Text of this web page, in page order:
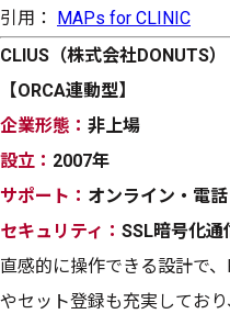
引用： MAPs for CLINIC
CLIUS（株式会社DONUTS）
【ORCA連動型】
企業形態： 非上場
設立： 2007年
サポート： オンライン・電話
セキュリティ： SSL暗号化通
直感的に操作できる設計で
やセット登録も充実してお